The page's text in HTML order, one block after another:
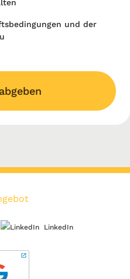
und der
LinkedIn